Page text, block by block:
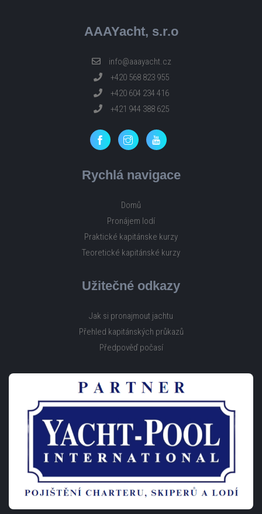
AAAYacht, s.r.o
info@aaayacht.cz
+420 568 823 955
+420 604 234 416
+421 944 388 625
Rychlá navigace
Domů
Pronájem lodí
Praktické kapitánske kurzy
Teoretické kapitánské kurzy
Užitečné odkazy
Jak si pronajmout jachtu
Přehled kapitánských průkazů
Předpověď počasí